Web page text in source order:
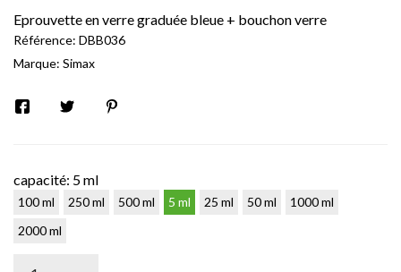
Eprouvette en verre graduée bleue + bouchon verre
Référence: DBB036
Marque: Simax
capacité: 5 ml
100 ml 250 ml 500 ml 5 ml 25 ml 50 ml
1000 ml
2000 ml